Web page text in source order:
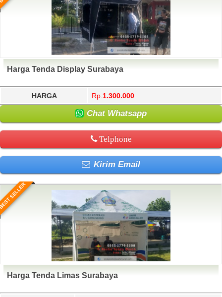
Harga Tenda Display Surabaya
HARGA Rp. 1.300.000
Chat Whatsapp
Telphone
Kirim Email
SELLER
Harga Tenda Limas Surabaya